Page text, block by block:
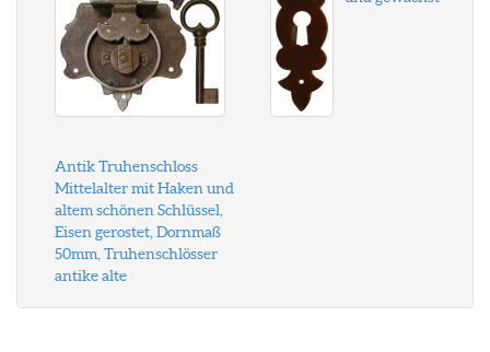
Antik Truhenschloss
Mittelalter mit Haken und
altem schönen Schlüssel,
Eisen gerostet, Dornmaß
50mm, Truhenschlösser
antike alte